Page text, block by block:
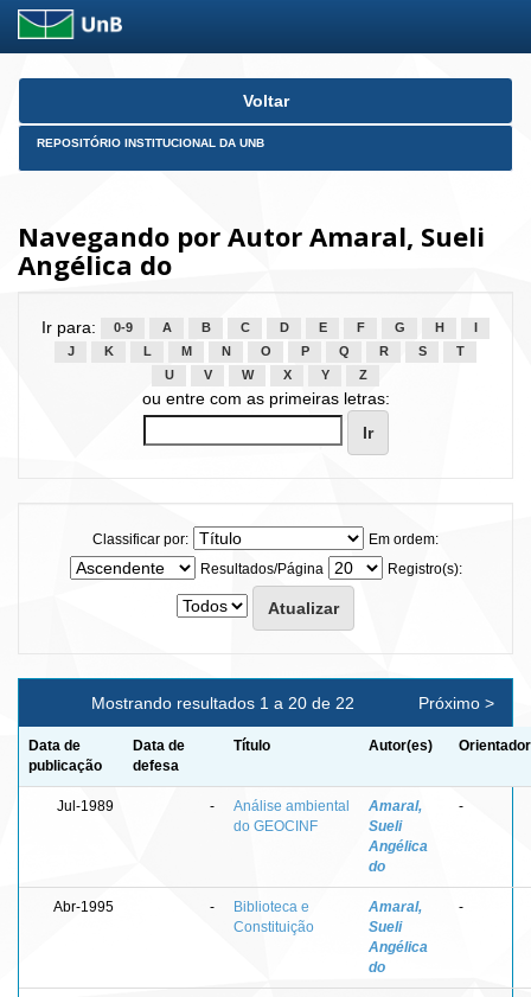
Skip
Voltar
REPOSITÓRIO INSTITUCIONAL DA UNB
Navegando por Autor Amaral, Sueli
Angélica do
Ir para: 0-9 A B C D E F G H
J
K L M N O P Q R S
T
U
V W X Y Z
ou entre com as primeiras letras:
Classificar por:
Em ordem:
Resultados/Página
Registro(s):
Mostrando resultados 1 a 20 de 22 Próximo >
Data de
publicação
Data de
defesa
Título Autor(es)
Jul-1989 -
Análise ambiental
do GEOCINF
Amaral,
Sueli
Angélica
do
-
Abr-1995 -
Biblioteca e
Constituição
Amaral,
Sueli
Angélica
do
-